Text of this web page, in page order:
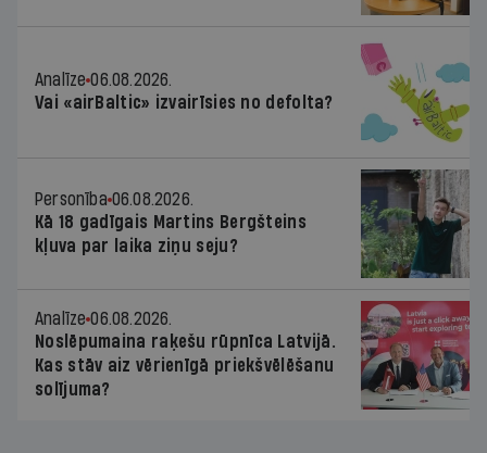
Analīze 06.08.2026.
Vai «airBaltic» izvairīsies no defolta?
Personība 06.08.2026.
Kā 18 gadīgais Martins Bergšteins
kļuva par laika ziņu seju?
Analīze 06.08.2026.
Noslēpumaina raķešu rūpnīca Latvijā.
Kas stāv aiz vērienīgā priekšvēlēšanu
solījuma?